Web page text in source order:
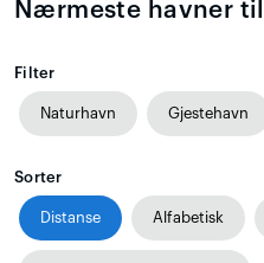
Nærmeste havner
Filter
Naturhavn Gjestehavn
Sorter
Distanse Alfabetisk